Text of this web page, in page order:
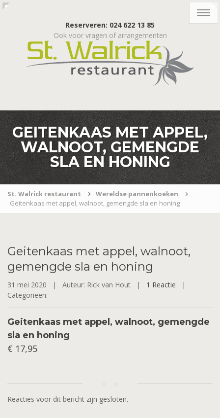
Reserveren: 024 622 13 85
Ook voor vragen of arrangementen
GEITENKAAS MET APPEL,
WALNOOT, GEMENGDE
SLA EN HONING
St. Walrick restaurant
Wereldse pannenkoeken
Geitenkaas met appel, walnoot, gemengde sla en honing
Geitenkaas met appel, walnoot,
gemengde sla en honing
31 mei 2020 | Auteur: Rick van Hout | 1 Reactie |
Categorieën:
Geitenkaas met appel, walnoot, gemengde
sla en honing
€ 17,95
Reacties voor dit bericht zijn gesloten.